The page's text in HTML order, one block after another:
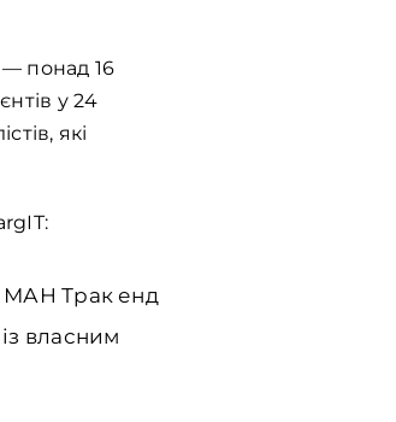
понад 16
у 24
які
МАН Трак енд
власним